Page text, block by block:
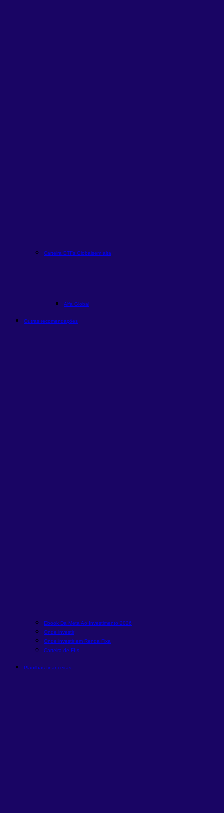
Carteira ETFs Globaisem alta
Alfa Global
Outras recomendações
Ebook Da Meta Ao Investimento 2026
Onde investir
Onde investir em Renda Fixa
Carteira de FIIs
Planilhas financeiras